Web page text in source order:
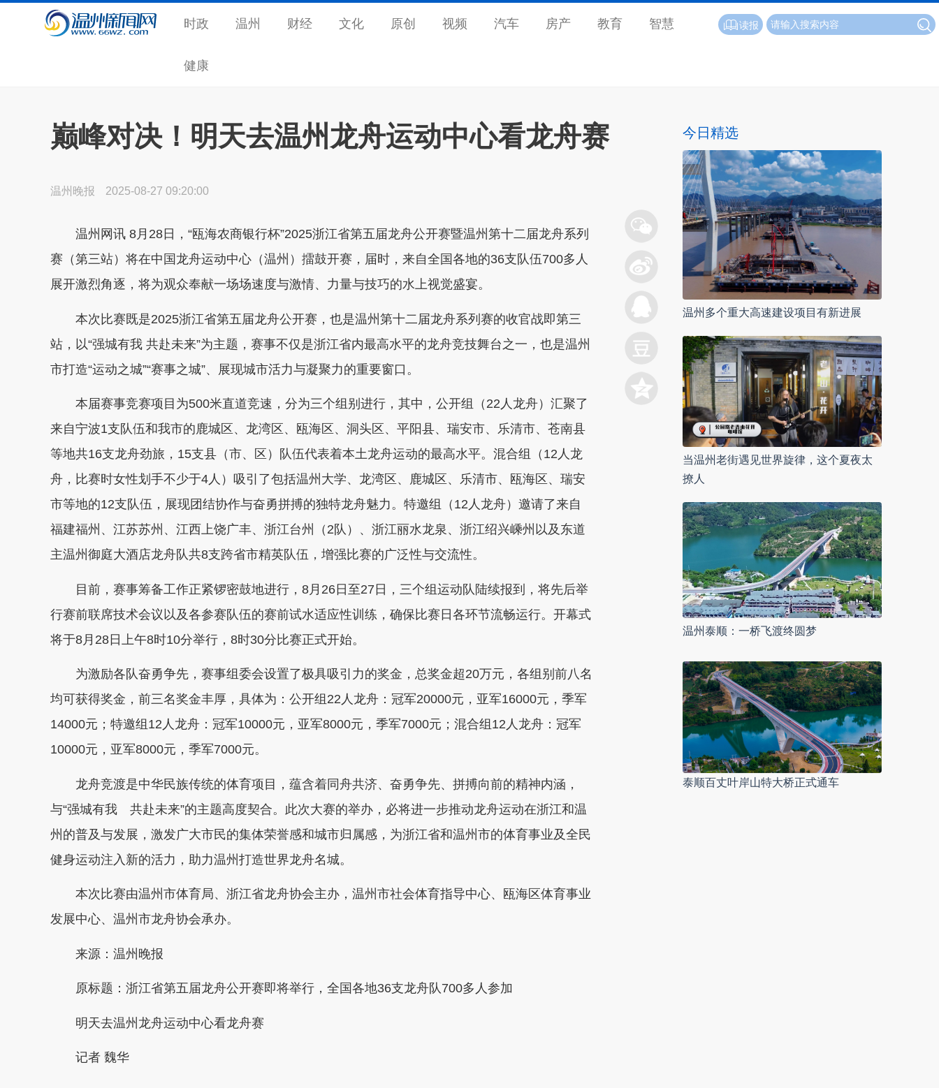
时政 温州 财经 文化 原创 视频 汽车 房产 教育 智慧
健康
读报
巅峰对决！明天去温州龙舟运动中心看龙舟赛
温州晚报 2025-08-27 09:20:00
温州网讯 8月28日，“瓯海农商银行杯”2025浙江省第五届龙舟公开赛暨温州第十二届龙舟系列
赛（第三站）将在中国龙舟运动中心（温州）擂鼓开赛，届时，来自全国各地的36支队伍700多人
展开激烈角逐，将为观众奉献一场场速度与激情、力量与技巧的水上视觉盛宴。
本次比赛既是2025浙江省第五届龙舟公开赛，也是温州第十二届龙舟系列赛的收官战即第三
站，以“强城有我 共赴未来”为主题，赛事不仅是浙江省内最高水平的龙舟竞技舞台之一，也是温州
市打造“运动之城”“赛事之城”、展现城市活力与凝聚力的重要窗口。
本届赛事竞赛项目为500米直道竞速，分为三个组别进行，其中，公开组（22人龙舟）汇聚了
来自宁波1支队伍和我市的鹿城区、龙湾区、瓯海区、洞头区、平阳县、瑞安市、乐清市、苍南县
等地共16支龙舟劲旅，15支县（市、区）队伍代表着本土龙舟运动的最高水平。混合组（12人龙
舟，比赛时女性划手不少于4人）吸引了包括温州大学、龙湾区、鹿城区、乐清市、瓯海区、瑞安
市等地的12支队伍，展现团结协作与奋勇拼搏的独特龙舟魅力。特邀组（12人龙舟）邀请了来自
福建福州、江苏苏州、江西上饶广丰、浙江台州（2队）、浙江丽水龙泉、浙江绍兴嵊州以及东道
主温州御庭大酒店龙舟队共8支跨省市精英队伍，增强比赛的广泛性与交流性。
目前，赛事筹备工作正紧锣密鼓地进行，8月26日至27日，三个组运动队陆续报到，将先后举
行赛前联席技术会议以及各参赛队伍的赛前试水适应性训练，确保比赛日各环节流畅运行。开幕式
将于8月28日上午8时10分举行，8时30分比赛正式开始。
为激励各队奋勇争先，赛事组委会设置了极具吸引力的奖金，总奖金超20万元，各组别前八名
均可获得奖金，前三名奖金丰厚，具体为：公开组22人龙舟：冠军20000元，亚军16000元，季军
14000元；特邀组12人龙舟：冠军10000元，亚军8000元，季军7000元；混合组12人龙舟：冠军
10000元，亚军8000元，季军7000元。
龙舟竞渡是中华民族传统的体育项目，蕴含着同舟共济、奋勇争先、拼搏向前的精神内涵，
与“强城有我 共赴未来”的主题高度契合。此次大赛的举办，必将进一步推动龙舟运动在浙江和温
州的普及与发展，激发广大市民的集体荣誉感和城市归属感，为浙江省和温州市的体育事业及全民
健身运动注入新的活力，助力温州打造世界龙舟名城。
本次比赛由温州市体育局、浙江省龙舟协会主办，温州市社会体育指导中心、瓯海区体育事业
发展中心、温州市龙舟协会承办。
来源：温州晚报
原标题：浙江省第五届龙舟公开赛即将举行，全国各地36支龙舟队700多人参加
明天去温州龙舟运动中心看龙舟赛
记者 魏华
今日精选
温州多个重大高速建设项目有新进展
当温州老街遇见世界旋律，这个夏夜太
撩人
温州泰顺：一桥飞渡终圆梦
泰顺百丈叶岸山特大桥正式通车